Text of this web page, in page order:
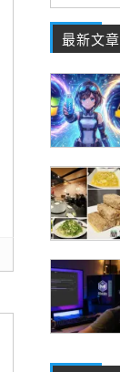
最新文章